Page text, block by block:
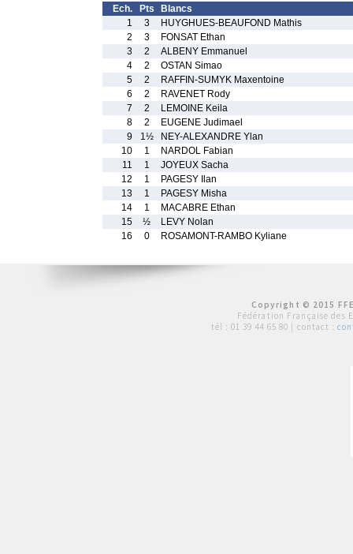
Ech. Pts
Blancs
1
3
HUYGHUES-BEAUFOND Mathis
2
3
FONSAT Ethan
3
2
ALBENY Emmanuel
4
2
OSTAN Simao
5
2
RAFFIN-SUMYK Maxentoine
6
2
RAVENET Rody
7
2
LEMOINE Keila
8
2
EUGENE Judimael
9
1½
NEY-ALEXANDRE Ylan
10
1
NARDOL Fabian
11
1
JOYEUX Sacha
12
1
PAGESY Ilan
13
1
PAGESY Misha
14
1
MACABRE Ethan
15
½
LEVY Nolan
16
0 ROSAMONT-RAMBO Kyliane
Copyright © 2015
Fédération Française des
tél : 01 39 44 65 80 | contact :